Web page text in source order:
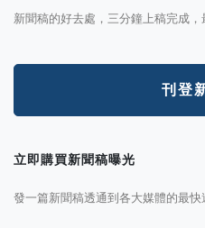
新聞稿的好去處，三分鐘上稿完成，
刊登
立即購買新聞稿曝光
發一篇新聞稿透通到各大媒體的最快